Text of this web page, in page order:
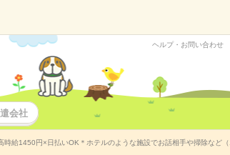
ヘルプ・お問い合わせ
会社
時給1450円×日払いOK＊ホテルのような施設でお話相手や掃除など